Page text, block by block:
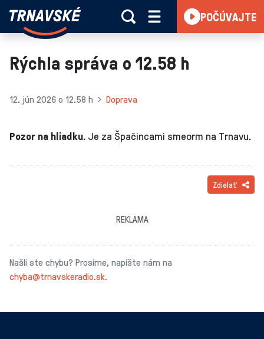
Skočiť na obsah
Trnavské
Vieme,
čo
deje
POČÚVAJTE
Rýchla správa o 12.58 h
12. jún 2026 o 12.58 h Doprava
Pozor na hliadku. Je za Špačincami smeorm na Trnavu.
Zdielať
REKLAMA
Našli ste chybu? Prosíme, napíšte nám na
chyba@trnavskeradio.sk.